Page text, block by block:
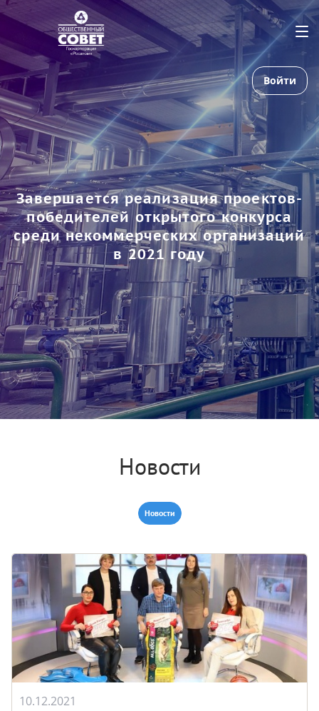
Войти
Завершается реализация проектов-
победителей открытого конкурса
среди некоммерческих организаций
в 2021 году
Новости
Новости
10.12.2021